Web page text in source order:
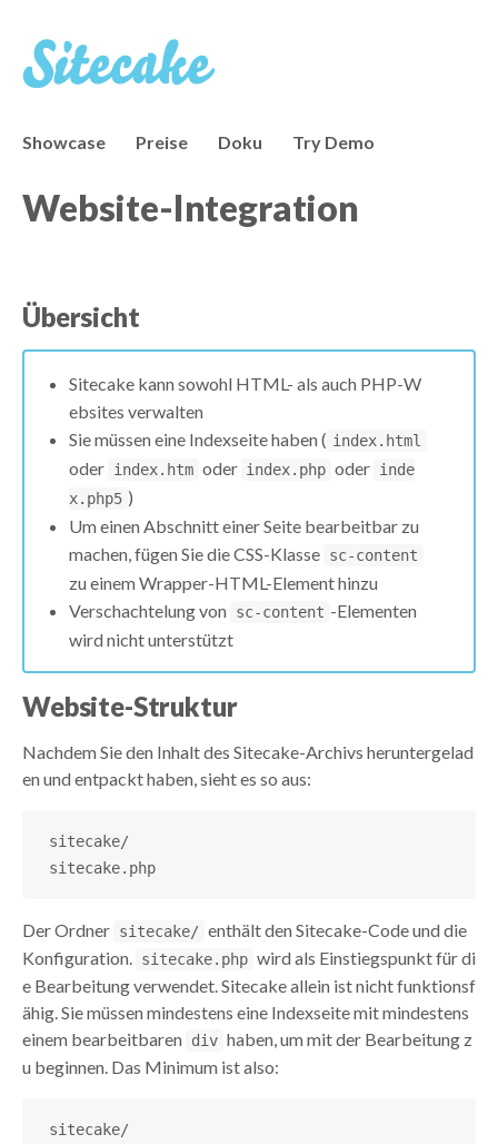
Showcase Preise Doku Try Demo
Website-Integration
Übersicht
Sitecake kann sowohl HTML- als auch PHP-W
ebsites verwalten
Sie müssen eine Indexseite haben ( index.html
oder index.htm oder index.php oder inde
x.php5 )
Um einen Abschnitt einer Seite bearbeitbar zu
machen, fügen Sie die CSS-Klasse sc-content
zu einem Wrapper-HTML-Element hinzu
Verschachtelung von sc-content -Elementen
wird nicht unterstützt
Website-Struktur
Nachdem Sie den Inhalt des Sitecake-Archivs heruntergelad
en und entpackt haben, sieht es so aus:
sitecake/
sitecake.php
Der Ordner sitecake/ enthält den Sitecake-Code und die
Konfiguration. sitecake.php wird als Einstiegspunkt für di
e Bearbeitung verwendet. Sitecake allein ist nicht funktionsf
ähig. Sie müssen mindestens eine Indexseite mit mindestens
einem bearbeitbaren div haben, um mit der Bearbeitung z
u beginnen. Das Minimum ist also:
sitecake/